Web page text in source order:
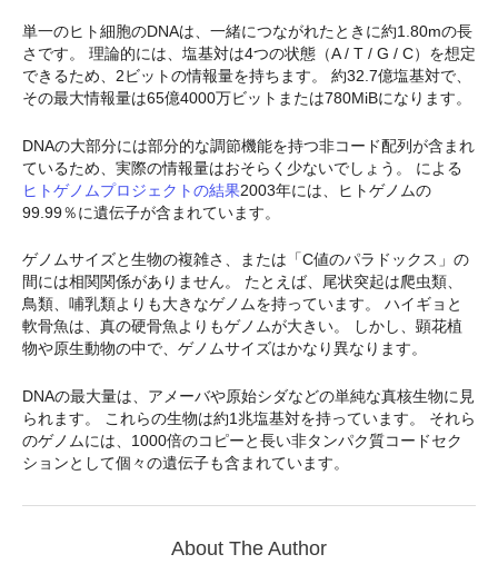
単一のヒト細胞のDNAは、一緒につながれたときに約1.80mの長
さです。 理論的には、塩基対は4つの状態（A / T / G / C）を想定
できるため、2ビットの情報量を持ちます。 約32.7億塩基対で、
その最大情報量は65億4000万ビットまたは780MiBになります。
DNAの大部分には部分的な調節機能を持つ非コード配列が含まれ
ているため、実際の情報量はおそらく少ないでしょう。 による
ヒトゲノムプロジェクトの結果2003年には、ヒトゲノムの
99.99％に遺伝子が含まれています。
ゲノムサイズと生物の複雑さ、または「C値のパラドックス」の
間には相関関係がありません。 たとえば、尾状突起は爬虫類、
鳥類、哺乳類よりも大きなゲノムを持っています。 ハイギョと
軟骨魚は、真の硬骨魚よりもゲノムが大きい。 しかし、顕花植
物や原生動物の中で、ゲノムサイズはかなり異なります。
DNAの最大量は、アメーバや原始シダなどの単純な真核生物に見
られます。 これらの生物は約1兆塩基対を持っています。 それら
のゲノムには、1000倍のコピーと長い非タンパク質コードセク
ションとして個々の遺伝子も含まれています。
About The Author